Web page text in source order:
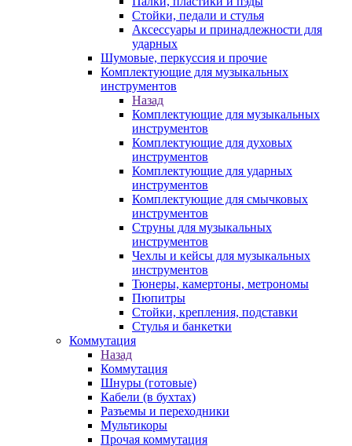
Стойки, педали и стулья
Аксессуары и принадлежности для
ударных
Шумовые, перкуссия и прочие
Комплектующие для музыкальных
инструментов
Назад
Комплектующие для музыкальных
инструментов
Комплектующие для духовых
инструментов
Комплектующие для ударных
инструментов
Комплектующие для смычковых
инструментов
Струны для музыкальных
инструментов
Чехлы и кейсы для музыкальных
инструментов
Тюнеры, камертоны, метрономы
Пюпитры
Стойки, крепления, подставки
Стулья и банкетки
Коммутация
Назад
Коммутация
Шнуры (готовые)
Кабели (в бухтах)
Разъемы и переходники
Мультикоры
Прочая коммутация